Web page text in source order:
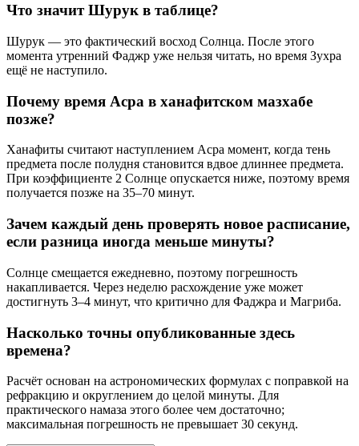
Что значит Шурук в таблице?
Шурук — это фактический восход Солнца. После этого
момента утренний Фаджр уже нельзя читать, но время Зухра
ещё не наступило.
Почему время Асра в ханафитском мазхабе
позже?
Ханафиты считают наступлением Асра момент, когда тень
предмета после полудня становится вдвое длиннее предмета.
При коэффициенте 2 Солнце опускается ниже, поэтому время
получается позже на 35–70 минут.
Зачем каждый день проверять новое расписание,
если разница иногда меньше минуты?
Солнце смещается ежедневно, поэтому погрешность
накапливается. Через неделю расхождение уже может
достигнуть 3–4 минут, что критично для Фаджра и Магриба.
Насколько точны опубликованные здесь
времена?
Расчёт основан на астрономических формулах с поправкой на
рефракцию и округлением до целой минуты. Для
практического намаза этого более чем достаточно;
максимальная погрешность не превышает 30 секунд.